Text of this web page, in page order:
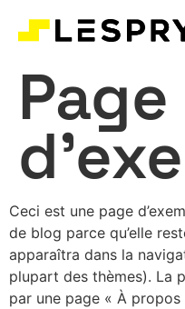
Page
Ceci est une page
de blog parce qu’elle
apparaîtra dans la
plupart des thèmes). La
par une page « À